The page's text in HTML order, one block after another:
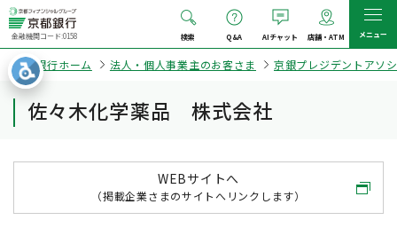
金融機関コード:0158 検索 Q&A AIチャット 店舗・ATM メニュー
京都銀行ホーム 法人・個人事業主のお客さま 京銀プレジデントアソ
佐々木化学薬品 株式会社
WEBサイトへ
（掲載企業さまのサイトへリンクします）